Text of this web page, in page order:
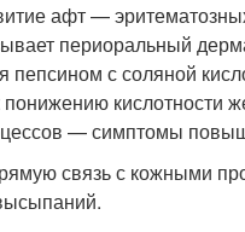
афт —
периоральный
пепсином с соляной
кислотности
— симптомы
связь с кожными